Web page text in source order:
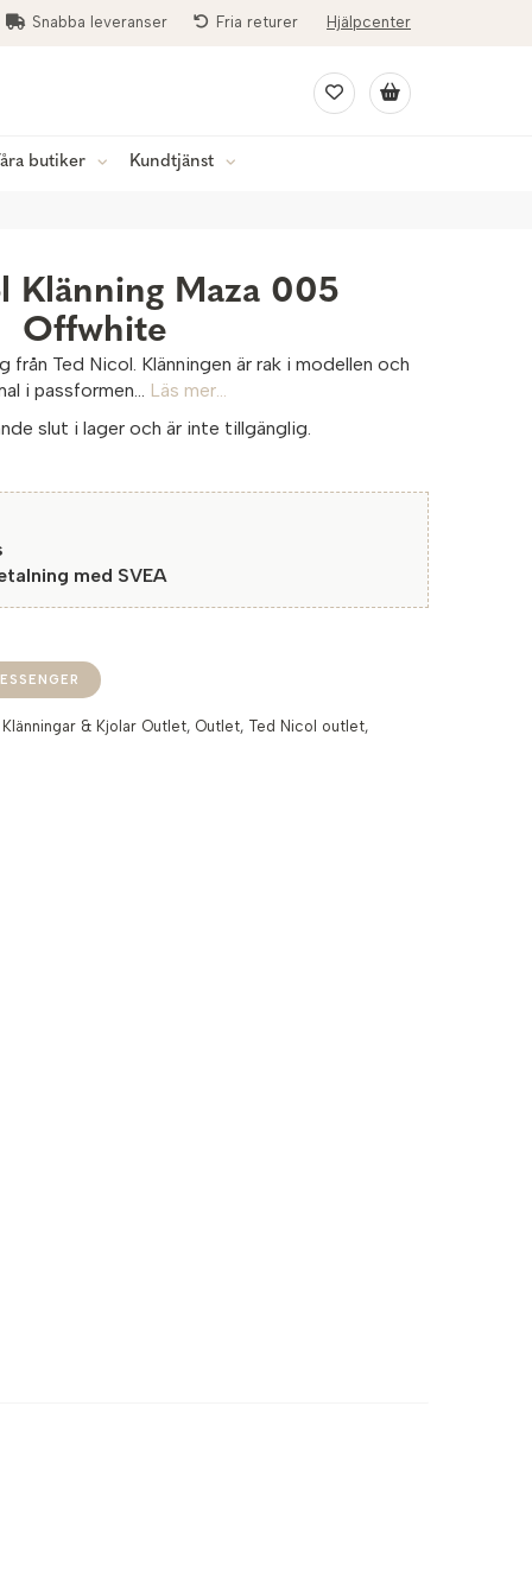
Snabba leveranser Fria returer Hjälpcenter
butiker Kundtjänst
Klänning Maza 005
Offwhite
från Ted Nicol. Klänningen är rak i modellen och
i passformen... Läs mer...
slut i lager och är inte tillgänglig.
med SVEA
Klänningar & Kjolar Outlet, Outlet, Ted Nicol outlet,